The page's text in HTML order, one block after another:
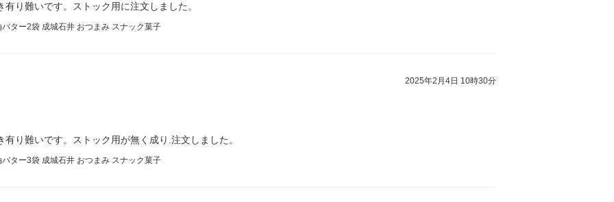
り難いです。ストック用に注文しました。
ター2袋 成城石井 おつまみ スナック菓子
2025年2月4日 10時30分
り難いです。ストック用が無く成り.注文しました。
ター3袋 成城石井 おつまみ スナック菓子